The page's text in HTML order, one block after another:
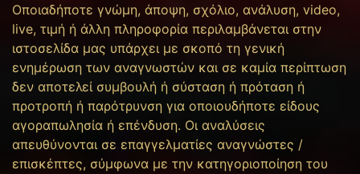
Οποιαδήποτε γνώμη, άποψη, σχόλιο, ανάλυση, video,
live, τιμή ή άλλη πληροφορία περιλαμβάνεται στην
ιστοσελίδα μας υπάρχει με σκοπό τη γενική
ενημέρωση των αναγνωστών και σε καμία περίπτωση
δεν αποτελεί συμβουλή ή σύσταση ή πρόταση ή
προτροπή ή παρότρυνση για οποιουδήποτε είδους
αγοραπωλησία ή επένδυση. Οι αναλύσεις
απευθύνονται σε επαγγελματίες αναγνώστες /
επισκέπτες, σύμφωνα με την κατηγοριοποίηση του